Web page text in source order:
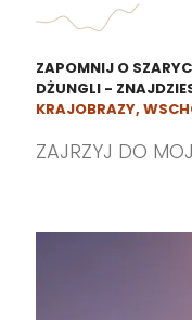
ZAPOMNIJ O
DŻUNGLI -
KRAJOBRAZY,
ZAJRZYJ DO